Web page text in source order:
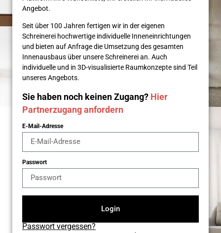
Angebot.
Seit über 100 Jahren fertigen wir in der eigenen
Schreinerei hochwertige individuelle Inneneinrichtungen
und bieten auf Anfrage die Umsetzung des gesamten
Innenausbaus über unsere Schreinerei an. Auch
individuelle und in 3D-visualisierte Raumkonzepte sind Teil
unseres Angebots.
Sie haben noch keinen Zugang? Hier
Partnerzugang anfordern
E-Mail-Adresse
Passwort
Login
Passwort vergessen?